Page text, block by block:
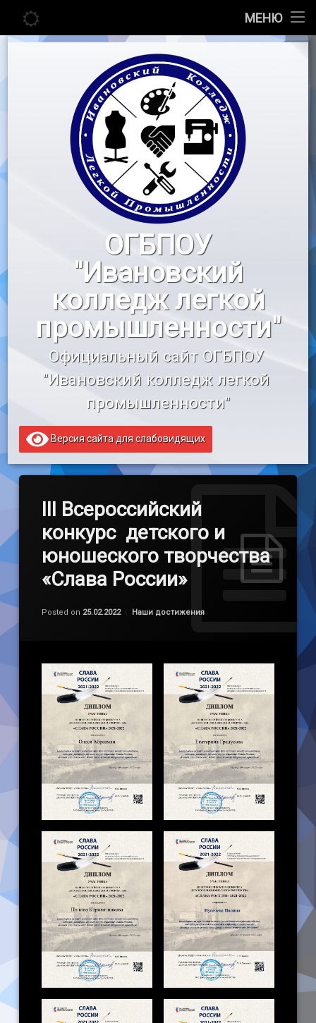
МЕНЮ
Главная
Педагогу
Воспитательная работа
«Профессионалы»
«Профессионалитет»
Образовательный кредит
Перейти
ОГБПОУ
"Ивановский
колледж легкой
промышленности"
Официальный сайт ОГБПОУ
"Ивановский колледж легкой
промышленности"
Версия сайта для слабовидящих
III Всероссийский
конкурс детского и
юношеского творчества
«Слава России»
Posted on 25.02.2022
Обновлено на
by
Категории:
Наши достижения